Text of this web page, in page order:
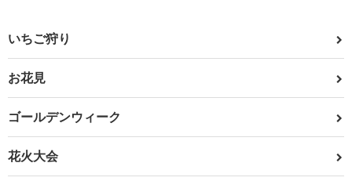
いちご狩り
お花見
ゴールデンウィーク
花火大会